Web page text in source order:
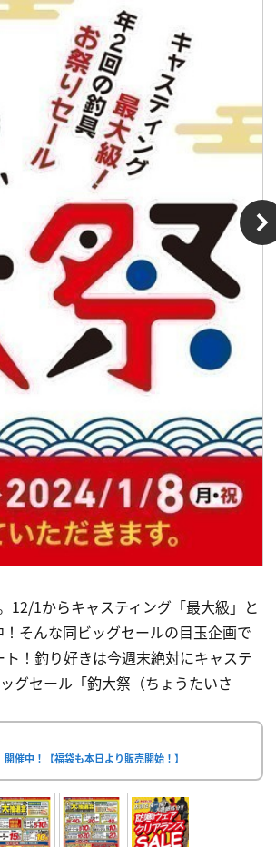
12/1からキャスティング「最大級」と
そんな同ビッグセールの目玉企画で
！釣り好きは今週末絶対にキャステ
グセール「釣大祭（ちょうたいさ
催中！【福袋も本日より販売開始！】